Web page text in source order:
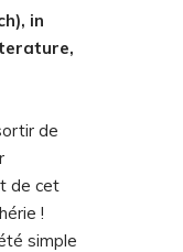
in
de
de cet
!
simple